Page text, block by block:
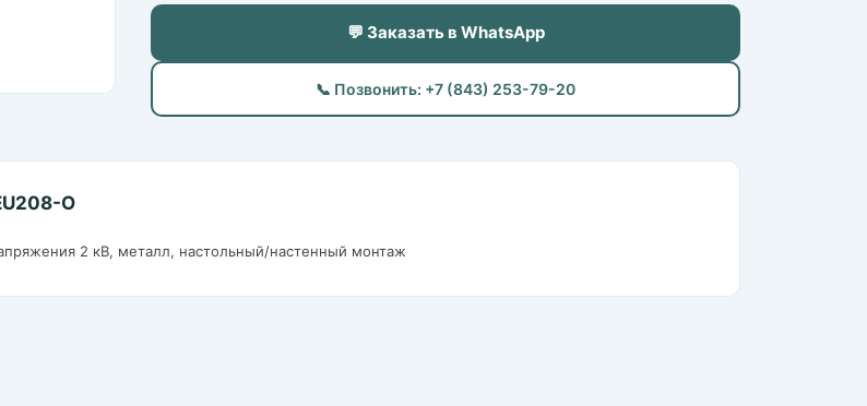
💬 Заказать в WhatsApp
📞 Позвонить: +7 (843) 253-79-20
O
2 кВ, металл, настольный/настенный монтаж